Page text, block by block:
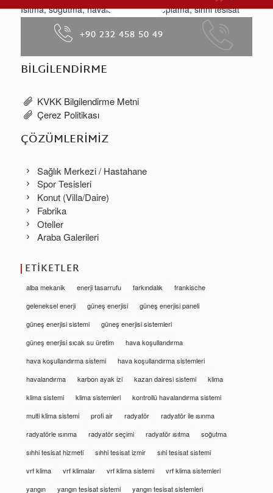
+90 232 458 50 49
Isıtma, soğutma, havalandırma, toz toplama, sıhhi tesisat
bireysel ve merkezi çözümler ile fabrika mekaniği ve
projelere özel çözümler ile hizmet vermektedir.
BILGILENDIRME
KVKK Bilgilendirme Metni
Çerez Politikası
ÇÖZÜMLERIMIZ
Sağlık Merkezi / Hastahane
Spor Tesisleri
Konut (Villa/Daire)
Fabrika
Oteller
Araba Galerileri
ETIKETLER
alba mekanik enerji tasarrufu farkındalık
frankische
geleneksel enerji
güneş enerjisi
güneş enerjisi paneli
güneş enerjisi sistemi
güneş enerjisi sistemleri
güneş enerjisi sıcak su üretim
hava koşullandırma
hava koşullandırma sistemi
hava koşullandırma sistemleri
havalandırma
karbon ayak izi kazan dairesi sistemi
klima
klima sistemi
klima sistemleri
kontrollü havalandırma sistemi
multi klima sistemi
profi air radyatör
radyatör ile ısınma
radyatörle ısınma
radyatör seçimi radyatör ısıtma
soğutma
sıhhi tesisat hizmeti
sıhhi tesisat izmir
sıhi tesisat sistemi
vrf klima
vrf klimalar vrf klima sistemi
vrf klima sistemleri
yangın
yangın tesisat sistemi yangın tesisat sistemleri